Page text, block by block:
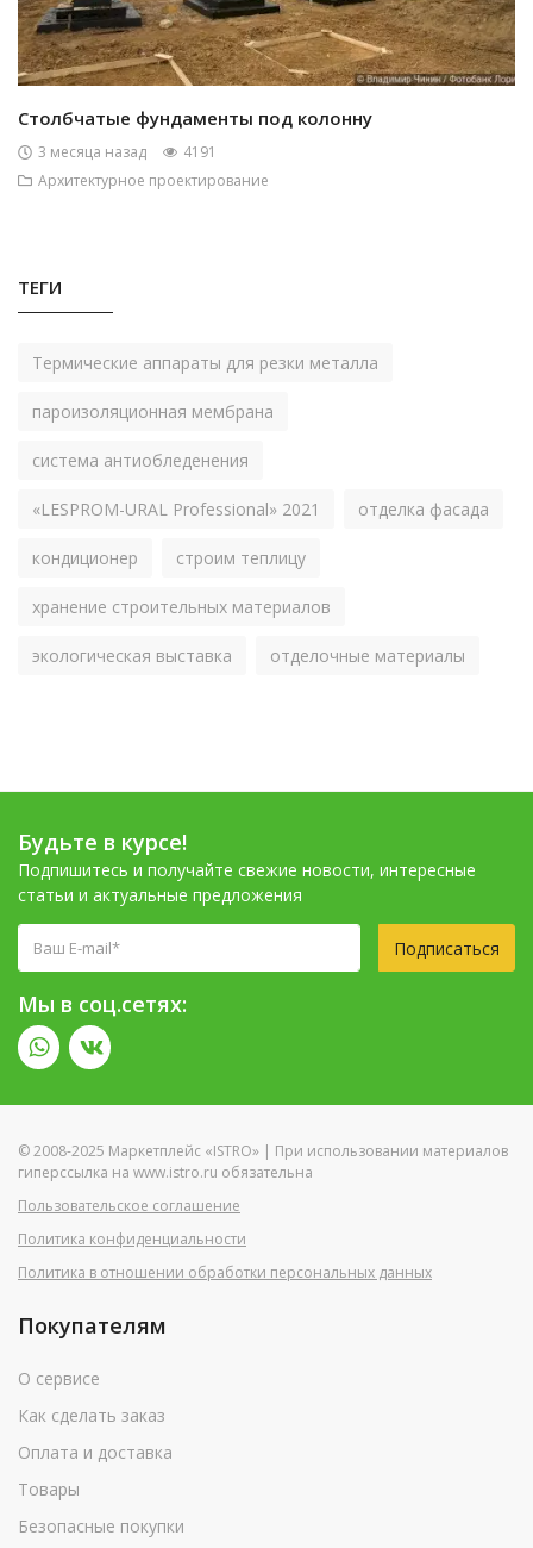
Столбчатые фундаменты под колонну
3 месяца назад
4191
Архитектурное проектирование
ТЕГИ
Термические аппараты для резки металла
пароизоляционная мембрана
система антиобледенения
«LESPROM-URAL Professional» 2021 отделка фасада
кондиционер строим теплицу
хранение строительных материалов
экологическая выставка отделочные материалы
Будьте в курсе!
Подпишитесь и получайте свежие новости, интересные
статьи и актуальные предложения
Подписаться
Мы в соц.сетях:
© 2008-2025 Маркетплейс «ISTRO» | При использовании материалов
гиперссылка на www.istro.ru обязательна
Пользовательское соглашение
Политика конфиденциальности
Политика в отношении обработки персональных данных
Покупателям
О сервисе
Как сделать заказ
Оплата и доставка
Товары
Безопасные покупки